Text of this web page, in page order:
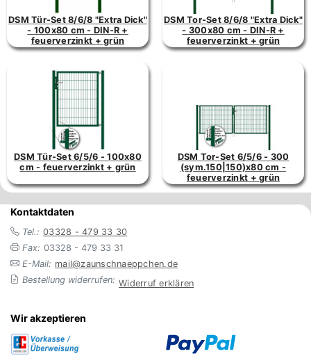
DSM Tür-Set 8/6/8 "Extra Dick"
- 100x80 cm - DIN-R +
feuerverzinkt + grün
DSM Tor-Set 8/6/8 "Extra Dick"
- 300x80 cm - DIN-R +
feuerverzinkt + grün
DSM Tür-Set 6/5/6 - 100x80
cm - feuerverzinkt + grün
DSM Tor-Set 6/5/6 - 300
(sym.150|150)x80 cm -
feuerverzinkt + grün
Kontaktdaten
Tel.: 03328 - 479 33 30
Fax: 03328 - 479 33 31
E-Mail: mail@zaunschnaeppchen.de
Bestellung widerrufen: Widerruf erklären
Wir akzeptieren